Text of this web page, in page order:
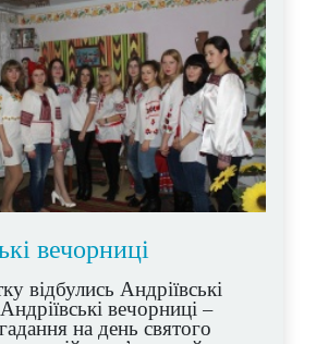
вечорниці
відбулись Андріївські
вечорниці –
на день святого